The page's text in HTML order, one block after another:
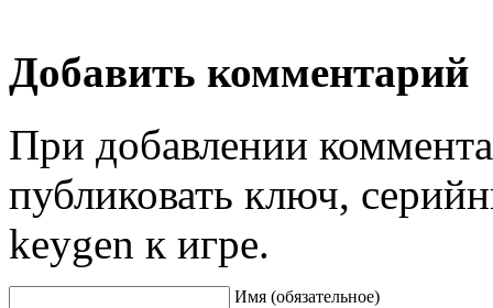
Добавить комментарий
При добавлении
публиковать ключ,
keygen к игре.
Имя (обязательное)